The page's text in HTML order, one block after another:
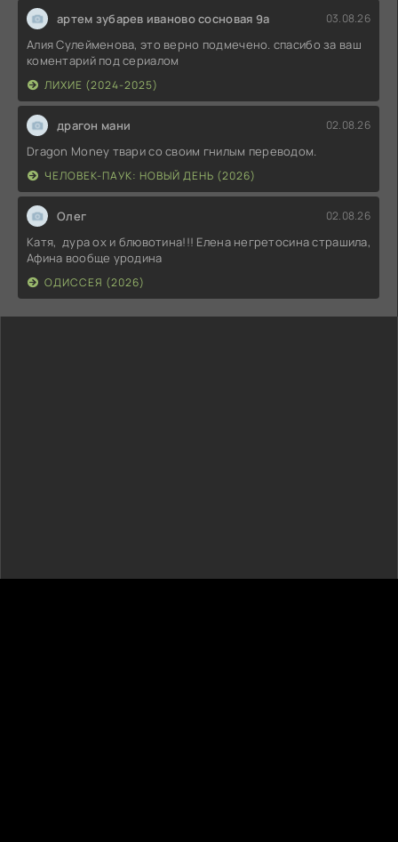
артем зубарев иваново сосновая 9а 03.08.26
Алия Сулейменова, это верно подмечено. спасибо за ваш
коментарий под сериалом
ЛИХИЕ (2024-2025)
драгон мани 02.08.26
Dragon Money твари со своим гнилым переводом.
ЧЕЛОВЕК-ПАУК: НОВЫЙ ДЕНЬ (2026)
Олег 02.08.26
Катя, дура ох и блювотина!!! Елена негретосина страшила,
Афина вообще уродина
ОДИССЕЯ (2026)